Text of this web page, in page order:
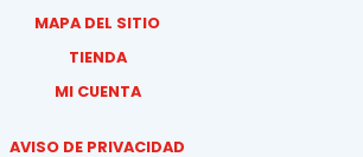
MAPA DEL SITIO
TIENDA
MI CUENTA
AVISO DE PRIVACIDAD